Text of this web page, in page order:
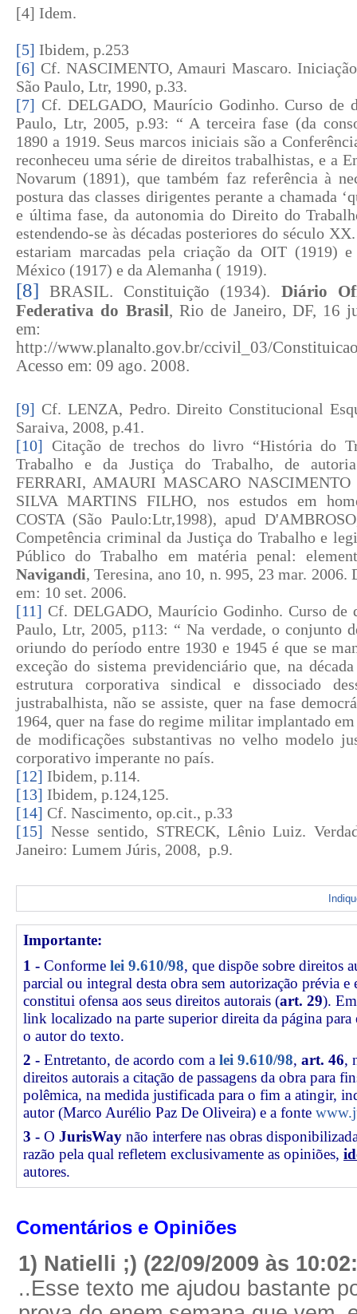
[4] Idem.
[5] Ibidem, p.253
[6] Cf. NASCIMENTO, Amauri Mascaro.
São Paulo, Ltr, 1990, p.33.
[7] Cf. DELGADO, Maurício Godinho. Curso de
Paulo, Ltr, 2005, p.93: “ A terceira fase (da
1890 a 1919. Seus marcos iniciais são a
reconheceu uma série de direitos trabalhistas, e a
Novarum (1891), que também faz referência à
postura das classes dirigentes perante a chamada
e última fase, da autonomia do Direito do
estendendo-se às décadas posteriores do século
estariam marcadas pela criação da OIT (1919)
México (1917) e da Alemanha ( 1919).
[8] BRASIL. Constituição (1934). Diário
Federativa do Brasil , Rio de Janeiro, DF, 16
em:
http://www.planalto.gov.br/ccivil_03/
Acesso em: 09 ago. 2008.
[9] Cf. LENZA, Pedro. Direito Constitucional
Saraiva, 2008, p.41.
[10] Citação de trechos do livro “História do
Trabalho e da Justiça do Trabalho, de
FERRARI, AMAURI MASCARO
SILVA MARTINS FILHO, nos estudos em
COSTA (São Paulo:Ltr,1998), apud
Competência criminal da Justiça do Trabalho e
Público do Trabalho em matéria penal:
Navigandi, Teresina, ano 10, n. 995, 23 mar.
em: 10 set. 2006.
[11] Cf. DELGADO, Maurício Godinho. Curso de
Paulo, Ltr, 2005, p113: “ Na verdade, o conjunto
oriundo do período entre 1930 e 1945 é que se
exceção do sistema previdenciário que, na
estrutura corporativa sindical e dissociado
justrabalhista, não se assiste, quer na fase
1964, quer na fase do regime militar implantado
de modificações substantivas no velho modelo
corporativo imperante no país.
[12] Ibidem, p.114.
[13] Ibidem, p.124,125.
[14] Cf. Nascimento, op.cit., p.33
[15] Nesse sentido, STRECK, Lênio Luiz.
Janeiro: Lumem Júris, 2008, p.9.
Importante:
1 - Conforme lei 9.610/98, que dispõe sobre direitos
parcial ou integral desta obra sem autorização prévia e
constitui ofensa aos seus direitos autorais (art. 29).
link localizado na parte superior direita da página
o autor do texto.
2 - Entretanto, de acordo com a lei 9.610/98, art. 46,
direitos autorais a citação de passagens da obra para
polêmica, na medida justificada para o fim a atingir,
autor (Marco Aurélio Paz De Oliveira) e a fonte
3 - O JurisWay não interfere nas obras
razão pela qual refletem exclusivamente as opiniões,
autores.
Comentários e Opiniões
1) Natielli ;) (22/09/2009 às
..Esse texto me ajudou bastante